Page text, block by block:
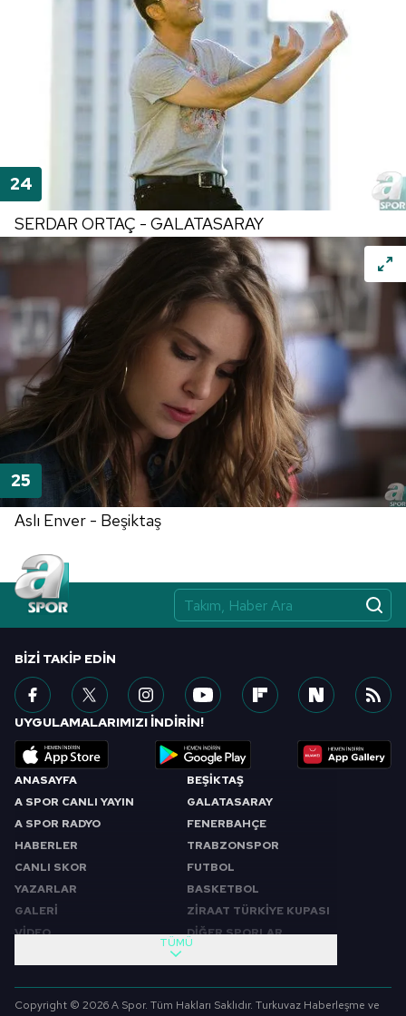
SERDAR ORTAÇ - GALATASARAY
Aslı Enver - Beşiktaş
ANASAYFA
A SPOR CANLI YAYIN
A SPOR RADYO
HABERLER
CANLI SKOR
YAZARLAR
GALERİ
VİDEO
BEŞİKTAŞ
GALATASARAY
FENERBAHÇE
TRABZONSPOR
FUTBOL
BASKETBOL
ZİRAAT TÜRKİYE KUPASI
DİĞER SPORLAR
SABAH SPORU
FUTBOL
TÜMÜ
BIZI TAKIP EDIN
UYGULAMALARIMIZI İNDİRİN!
Copyright © 2026 A Spor. Tüm Hakları Saklıdır. Turkuvaz Haberleşme ve